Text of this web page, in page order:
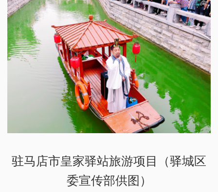
驻马店市皇家驿站旅游项目（驿城区
委宣传部供图）